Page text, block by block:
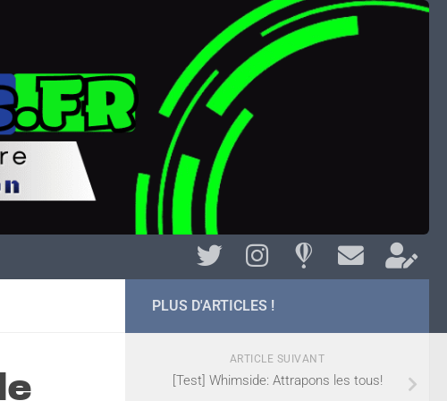
PLUS D'ARTICLES !
ARTICLE SUIVANT
[Test] Whimside: Attrapons les tous!